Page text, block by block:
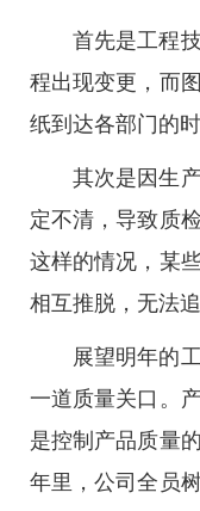
首先是工程
程出现变更，而
纸到达各部门的
其次是因生
定不清，导致质
这样的情况，某
相互推脱，无法
展望明年的
一道质量关口。
是控制产品质量
年里，公司全员